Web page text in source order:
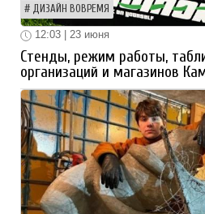
ДИЗАЙН ВОВРЕМЯ
12:03 | 23 июня
Стенды, режим работы,
организаций и магазинов